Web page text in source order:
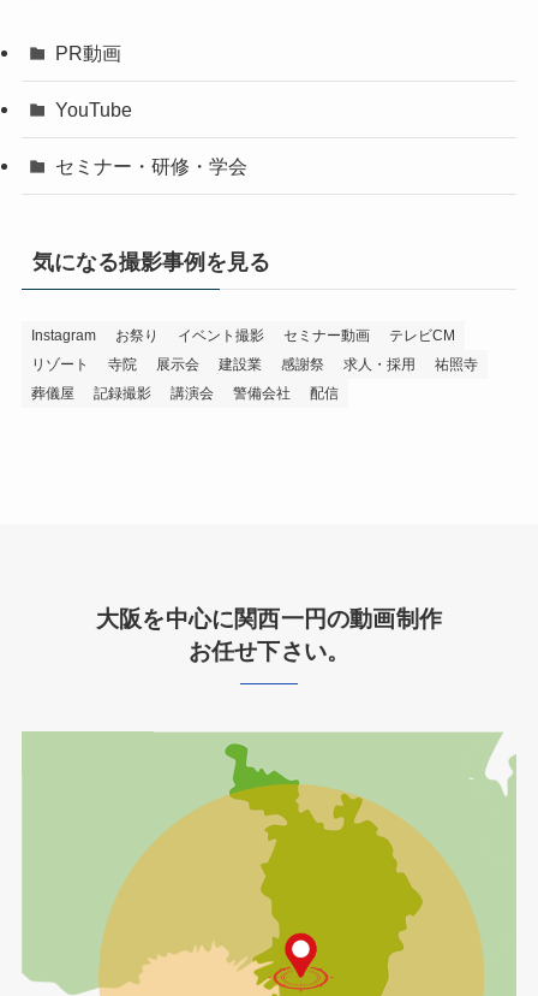
PR動画
YouTube
セミナー・研修・学会
気になる撮影事例を見る
Instagram お祭り イベント撮影 セミナー動画
テレビCM
リゾート
寺院 展示会 建設業 感謝祭 求人・採用
祐照寺
葬儀屋
記録撮影 講演会 警備会社 配信
大阪を中心に関西一円の動画制作
お任せ下さい。